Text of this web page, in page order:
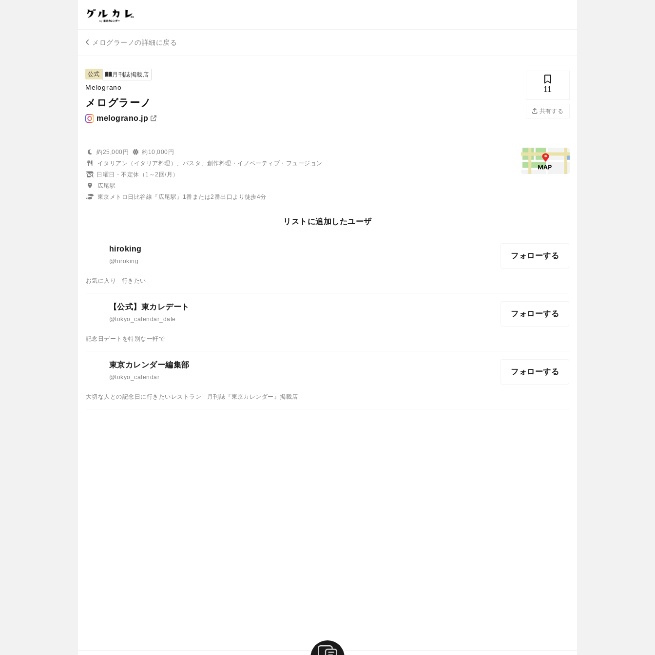
メログラーノの詳細に戻る
公式 月刊誌掲載店
Melograno
メログラーノ
melograno.jp
11
共有する
約25,000円
約10,000円
イタリアン（イタリア料理）、パスタ、創作料理・イノベーティブ・フュージョン
日曜日・不定休（1～2回/月）
広尾駅
東京メトロ日比谷線『広尾駅』1番または2番出口より徒歩4分
リストに追加したユーザ
hiroking
@hiroking
フォローする
お気に入り 行きたい
【公式】東カレデート
@tokyo_calendar_date
フォローする
記念日デートを特別な一軒で
東京カレンダー編集部
@tokyo_calendar
フォローする
大切な人との記念日に行きたいレストラン 月刊誌『東京カレンダー』掲載店